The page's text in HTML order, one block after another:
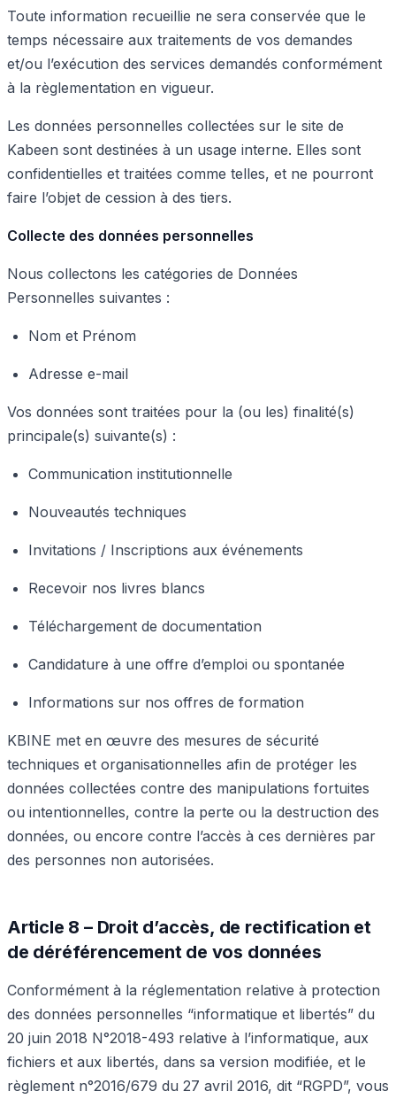
Toute information recueillie ne sera conservée que le
temps nécessaire aux traitements de vos demandes
et/ou l’exécution des services demandés conformément
à la règlementation en vigueur.
Les données personnelles collectées sur le site de
Kabeen sont destinées à un usage interne. Elles sont
confidentielles et traitées comme telles, et ne pourront
faire l’objet de cession à des tiers.
Collecte des données personnelles
Nous collectons les catégories de Données
Personnelles suivantes :
Nom et Prénom
Adresse e-mail
Vos données sont traitées pour la (ou les) finalité(s)
principale(s) suivante(s) :
Communication institutionnelle
Nouveautés techniques
Invitations / Inscriptions aux événements
Recevoir nos livres blancs
Téléchargement de documentation
Candidature à une offre d’emploi ou spontanée
Informations sur nos offres de formation
KBINE met en œuvre des mesures de sécurité
techniques et organisationnelles afin de protéger les
données collectées contre des manipulations fortuites
ou intentionnelles, contre la perte ou la destruction des
données, ou encore contre l’accès à ces dernières par
des personnes non autorisées.
Article 8 – Droit d’accès, de rectification et
de déréférencement de vos données
Conformément à la réglementation relative à protection
des données personnelles “informatique et libertés” du
20 juin 2018 N°2018-493 relative à l’informatique, aux
fichiers et aux libertés, dans sa version modifiée, et le
règlement n°2016/679 du 27 avril 2016, dit “RGPD”, vous